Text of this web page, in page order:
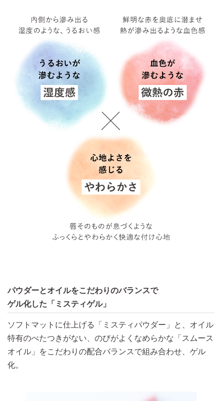
パウダーとオイルをこだわりのバランスで
ゲル化した「ミスティゲル」
ソフトマットに仕上げる「ミスティパウダー」と、オイル
特有のべたつきがない、のびがよくなめらかな「スムース
オイル」をこだわりの配合バランスで組み合わせ、ゲル
化。